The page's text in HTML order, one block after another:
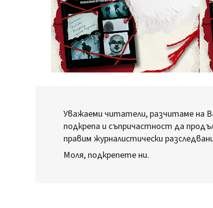
Уважаеми читатели, разчитаме на
подкрепа и съпричастност да
правим журналистически
Моля, подкрепете ни.